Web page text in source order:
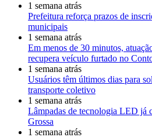
1 semana atrás
Prefeitura reforça prazos de
municipais
1 semana atrás
Em menos de 30 minutos,
recupera veículo furtado no
1 semana atrás
Usuários têm últimos dias para
transporte coletivo
1 semana atrás
Lâmpadas de tecnologia LED já
Grossa
1 semana atrás